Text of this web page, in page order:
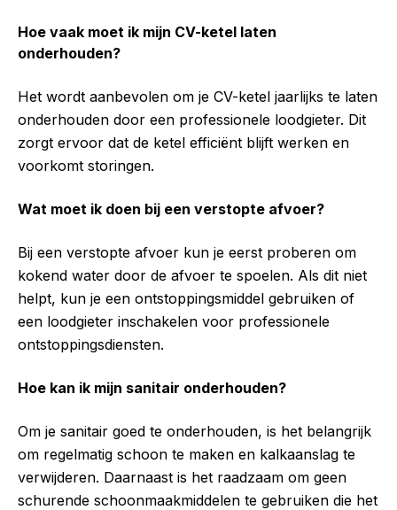
Hoe vaak moet ik mijn CV-ketel laten
onderhouden?
Het wordt aanbevolen om je CV-ketel jaarlijks te laten
onderhouden door een professionele loodgieter. Dit
zorgt ervoor dat de ketel efficiënt blijft werken en
voorkomt storingen.
Wat moet ik doen bij een verstopte afvoer?
Bij een verstopte afvoer kun je eerst proberen om
kokend water door de afvoer te spoelen. Als dit niet
helpt, kun je een ontstoppingsmiddel gebruiken of
een loodgieter inschakelen voor professionele
ontstoppingsdiensten.
Hoe kan ik mijn sanitair onderhouden?
Om je sanitair goed te onderhouden, is het belangrijk
om regelmatig schoon te maken en kalkaanslag te
verwijderen. Daarnaast is het raadzaam om geen
schurende schoonmaakmiddelen te gebruiken die het